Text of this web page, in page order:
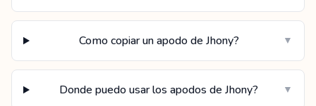
Como copiar un apodo de Jhony? ▼
Donde puedo usar los apodos de Jhony? ▼